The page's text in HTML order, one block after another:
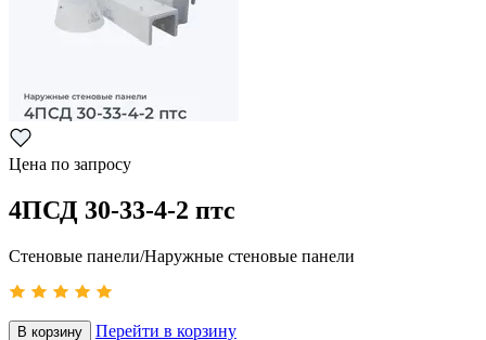
Цена по запросу
4ПСД 30-33-4-2 птс
Стеновые панели/Наружные стеновые панели
В корзину Перейти в корзину